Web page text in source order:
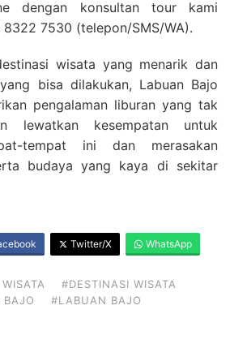
dengan konsultan tour kami
7530 (telepon/SMS/WA).
wisata yang menarik dan
bisa dilakukan, Labuan Bajo
pengalaman liburan yang tak
lewatkan kesempatan untuk
tempat ini dan merasakan
budaya yang kaya di sekitar
Twitter/X WhatsApp
#DESTINASI WISATA
#LABUAN BAJO